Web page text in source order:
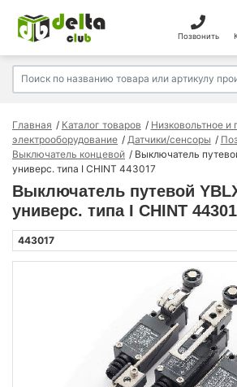
Позвонить
Главная Каталог товаров
Низковольтное
электрооборудование
Датчики/сенсоры
Выключатель концевой
Выключатель
универс. типа I CHINT 443017
Выключатель путевой
универс. типа I CHINT
443017